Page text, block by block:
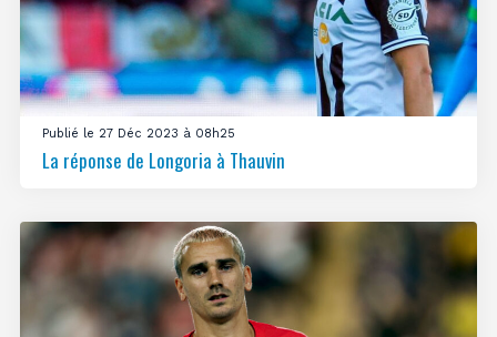
Publié le 27 Déc 2023 à 08h25
La réponse de Longoria à Thauvin